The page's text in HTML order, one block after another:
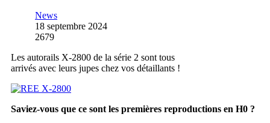
News
18 septembre 2024
2679
Les autorails X-2800 de la série 2 sont tous
arrivés avec leurs jupes chez vos détaillants !
Saviez-vous que ce sont les premières reproductions en H0 ?